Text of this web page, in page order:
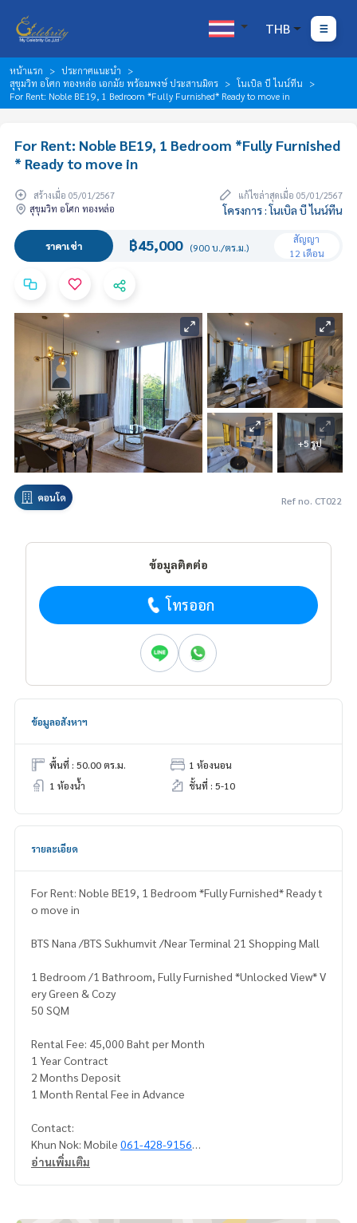
THB
หน้าแรก
ประกาศแนะนำ
สุขุมวิท อโศก ทองหล่อ เอกมัย พร้อมพงษ์ ประสานมิตร
โนเบิล บี ไนน์ทีน
For Rent: Noble BE19, 1 Bedroom *Fully Furnished* Ready to move in
For Rent: Noble BE19, 1 Bedroom *Fully Furnished
* Ready to move in
สร้างเมื่อ 05/01/2567
แก้ไขล่าสุดเมื่อ 05/01/2567
สุขุมวิท อโศก ทองหล่อ
โครงการ : โนเบิล บี ไนน์ทีน
ราคาเช่า ฿45,000 (900 บ./ตร.ม.)
สัญญา
12 เดือน
+5 รูป
คอนโด Ref no. CT022
ข้อมูลติดต่อ
โทรออก
ข้อมูลอสังหาฯ
พื้นที่ : 50.00 ตร.ม.
1 ห้องนอน
1 ห้องน้ำ
ชั้นที่ : 5-10
รายละเอียด
For Rent: Noble BE19, 1 Bedroom *Fully Furnished* Ready t
o move in
BTS Nana /BTS Sukhumvit /Near Terminal 21 Shopping Mall
1 Bedroom /1 Bathroom, Fully Furnished *Unlocked View* V
ery Green & Cozy
50 SQM
Rental Fee: 45,000 Baht per Month
1 Year Contract
2 Months Deposit
1 Month Rental Fee in Advance
Contact:
Khun Nok: Mobile 061-428-9156
What’s app:
อ่านเพิ่มเติม